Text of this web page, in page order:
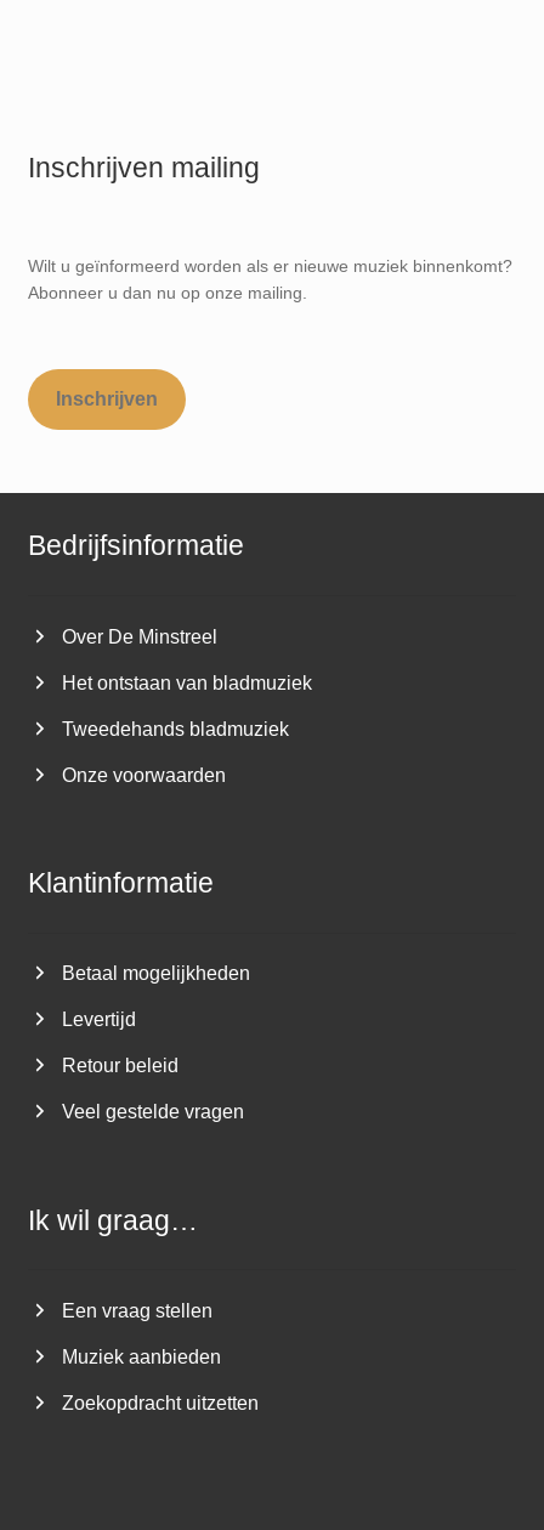
Inschrijven mailing
Wilt u geïnformeerd worden als er nieuwe muziek binnenkomt?
Abonneer u dan nu op onze mailing.
Inschrijven
Bedrijfsinformatie
Over De Minstreel
Het ontstaan van bladmuziek
Tweedehands bladmuziek
Onze voorwaarden
Klantinformatie
Betaal mogelijkheden
Levertijd
Retour beleid
Veel gestelde vragen
Ik wil graag…
Een vraag stellen
Muziek aanbieden
Zoekopdracht uitzetten